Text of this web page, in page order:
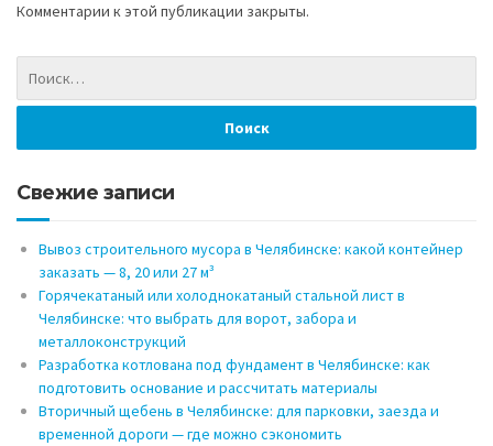
Комментарии к этой публикации закрыты.
Свежие записи
Вывоз строительного мусора в Челябинске: какой контейнер
заказать — 8, 20 или 27 м³
Горячекатаный или холоднокатаный стальной лист в
Челябинске: что выбрать для ворот, забора и
металлоконструкций
Разработка котлована под фундамент в Челябинске: как
подготовить основание и рассчитать материалы
Вторичный щебень в Челябинске: для парковки, заезда и
временной дороги — где можно сэкономить